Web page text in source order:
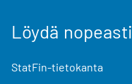
Löydä nopeasti
StatFin-tietokanta